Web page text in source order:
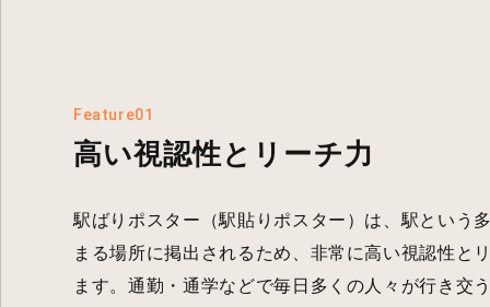
Feature01
高い視認性とリーチ力
駅ばりポスター（駅貼りポスター）は、駅という
まる場所に掲出されるため、非常に高い視認性と
ます。通勤・通学などで毎日多くの人々が行き交